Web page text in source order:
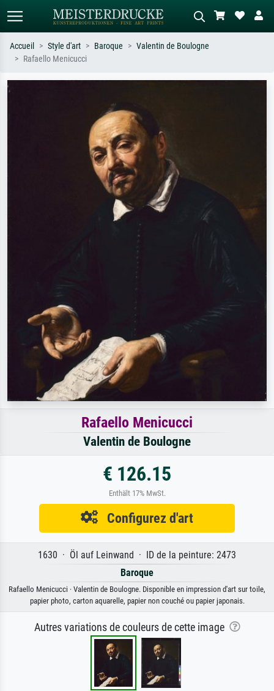
impressionnisme, vague de Hokusai,
Accueil Style d'art Baroque
Valentin de Boulogne
Rafaello Menicucci
Rafaello Menicucci
Valentin de Boulogne
€ 126.15
Enthält 17% MwSt.
Configurez d'art
1630 · Öl auf Leinwand · ID de la peinture: 2473
Baroque
Rafaello Menicucci · Valentin de Boulogne. Disponible en impression d'art sur toile,
papier photo, carton aquarelle, papier non couché ou papier japonais.
Autres variations de couleurs de cette image